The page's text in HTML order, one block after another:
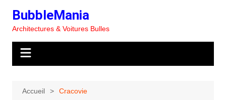
contenu
BubbleMania
Architectures & Voitures Bulles
Accueil Cracovie